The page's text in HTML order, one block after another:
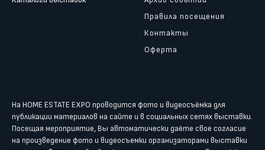
Правила посещения
Контакты
Оферта
На HOME ESTATE EXPO проводится фото и видеосъёмка для
публикации материалов на сайте и в социальных сетях выставки.
Посещая мероприятие, Вы автоматически даёте свое согласие
на произведение фото и видеосъемки организаторами выставки